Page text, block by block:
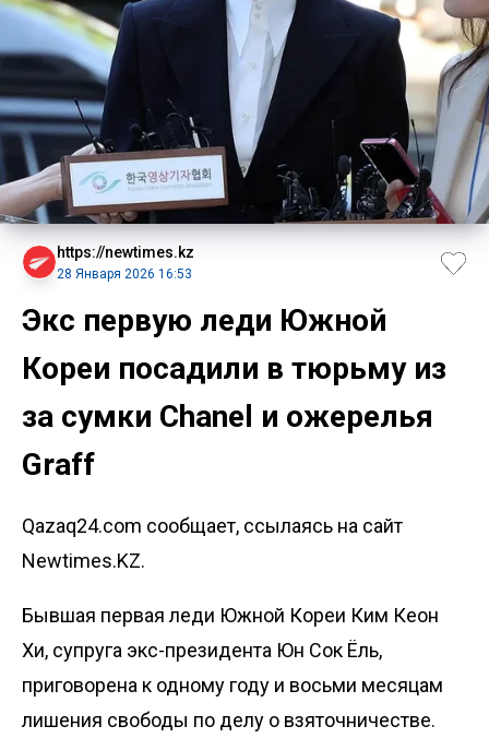
https://newtimes.kz
28 Января 2026 16:53
Экс первую леди Южной
Кореи посадили в тюрьму из
за сумки Chanel и ожерелья
Graff
Qazaq24.com сообщает, ссылаясь на сайт
Newtimes.KZ.
Бывшая первая леди Южной Кореи Ким Кеон
Хи, супруга экс-президента Юн Сок Ёль,
приговорена к одному году и восьми месяцам
лишения свободы по делу о взяточничестве.